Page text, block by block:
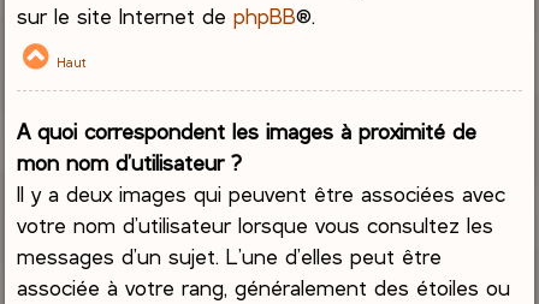
sur le site Internet dephpBB®.
Haut
A quoi correspondent les images à proximité de
mon nom d’utilisateur ?
Il y a deux images qui peuvent être associées avec
votre nom d’utilisateur lorsque vous consultez les
messages d’un sujet. L’une d’elles peut être
associée à votre rang, généralement des étoiles ou